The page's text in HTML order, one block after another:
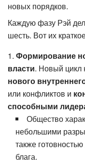
новых порядков.
Каждую фазу Рэй
шесть. Вот их
Формирование
власти. Новый цикл
нового
или конфликтов и
способными
Общество
небольшими
также
блага.